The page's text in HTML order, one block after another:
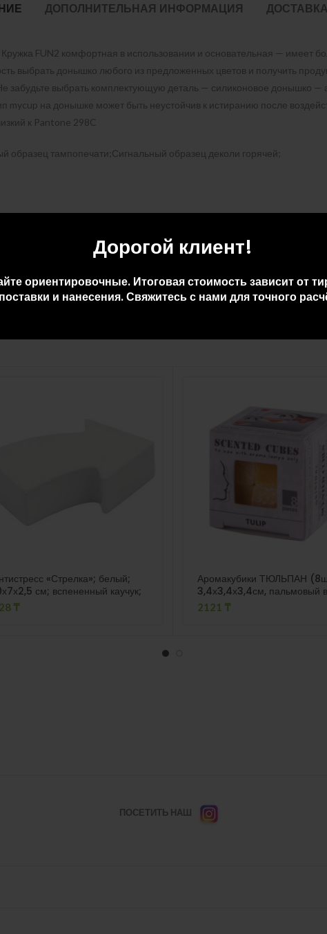
Дорогой клиент!
ориентировочные. Итоговая стоимость зависит от
поставки и нанесения. Свяжитесь с нами для точного
ДОПОЛНИТЕЛЬНАЯ ИНФОРМАЦИЯ
FUN2 комфортная в использовании и основательная — имеет
выбрать донышко любого из предложенных цветов и получить
забудьте выбрать комплектующую деталь — силиконовое донышко —
на донышке может быть неустойчив к истиранию после
к Pantone 298C
образец тампопечати;Сигнальный образец деколи горячей;
«Стрелка»; белый;
см; вспененный каучук;
₸
Аромакубики ТЮЛЬПАН
3,4х3,4х3,4см, пальмовый
2121 ₸
ПОСЕТИТЬ НАШ